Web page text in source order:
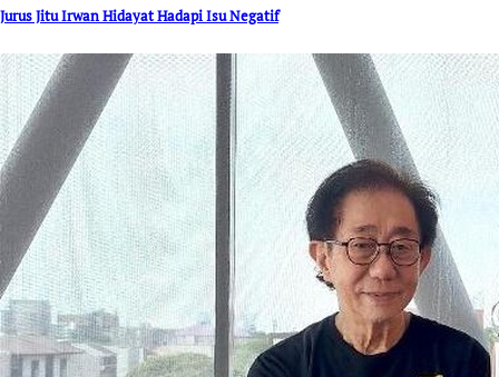
Jurus Jitu Irwan Hidayat Hadapi Isu Negatif